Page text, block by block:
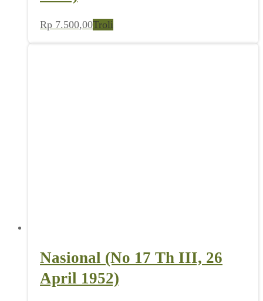
Rp 7.500,00Troli
Nasional (No 17 Th III, 26
April 1952)